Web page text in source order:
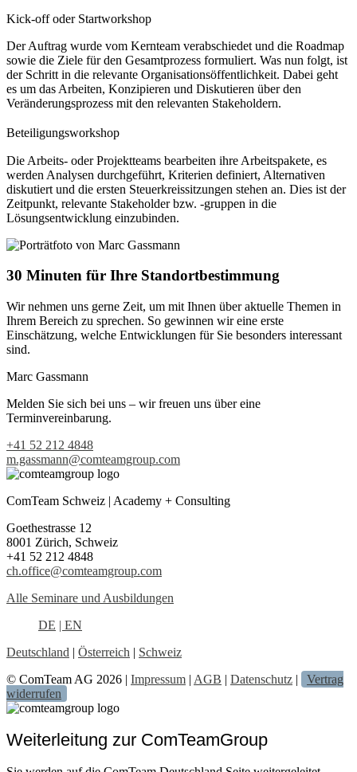
Kick-off oder Startworkshop
Der Auftrag wurde vom Kernteam verabschiedet und die Roadmap
sowie die Ziele für den Gesamtprozess formuliert. Was nun folgt, ist
der Schritt in die relevante Organisationsöffentlichkeit. Dabei geht
es um das Arbeiten, Konzipieren und Diskutieren über den
Veränderungsprozess mit den relevanten Stakeholdern.
Beteiligungsworkshop
Die Arbeits- oder Projektteams bearbeiten ihre Arbeitspakete, es
werden Analysen durchgeführt, Kriterien definiert, Alternativen
diskutiert und die ersten Steuerkreissitzungen stehen an. Dies ist der
Zeitpunkt, relevante Stakeholder bzw. -gruppen in die
Lösungsentwicklung einzubinden.
30 Minuten für Ihre Standortbestimmung
Wir nehmen uns gerne Zeit, um mit Ihnen über aktuelle Themen in
Ihrem Bereich zu sprechen. So gewinnen wir eine erste
Einschätzung, welche Entwicklungen für Sie besonders interessant
sind.
Marc Gassmann
Melden Sie sich bei uns – wir freuen uns über eine
Terminvereinbarung.
+41 52 212 4848
m.gassmann@comteamgroup.com
ComTeam Schweiz | Academy + Consulting
Goethestrasse 12
8001 Zürich, Schweiz
+41 52 212 4848
ch.office@comteamgroup.com
Alle Seminare und Ausbildungen
DE | EN
Deutschland | Österreich | Schweiz
© ComTeam AG 2026 | Impressum | AGB | Datenschutz |
Vertrag
widerrufen
Weiterleitung zur ComTeamGroup